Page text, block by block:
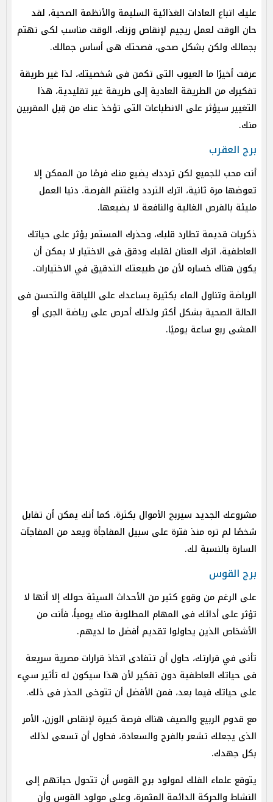
عليك اتباع العادات الغذائية السليمة والأنظمة الصحية، لقد
حان الوقت لعمل ريجيم لإنقاص وزنك، الوقت مناسب لكى تهتم
بجمالك ولكن بشكل صحى، فصحتك هى أساس جمالك.
عرفت أخيرًا ما العيوب التى تكمن فى شخصيتك، لذا غير طريقة
تفكيرك من الطريقة العادية إلى طريقة غير تقليدية، هذا
التغيير سيؤثر على الانطباعات التى تؤخذ عنك من قِبل المقربين
منك.
برج العقرب
أنت محب للجميع لكن ترددك يضيع منك فرصًا من الممكن إلا
تعوضها مرة ثانية، اترك التردد واغتنم الفرصة. دنيا العمل
مليئة بالفرص الغالية والنافعة لا يضيعها.
ذكريات قديمة تطارد قلبك، وحذرك المستمر يؤثر على حياتك
العاطفية، اترك العنان لقلبك ودقق فى الاختيار لا يمكن أن
يكون هناك خساره لأن من طبيعتك التدقيق في الاختيارات.
الرياضة وتناول الماء بكثيرة يساعدك على اللياقة والتحسن فى
الحالة الصحية بشكل أكثر ولذلك أحرص على رياضة الجرى أو
المشى ربع ساعة يوميًا.
مشروعك الجديد سيربح الأموال بكثرة، كما أنك يمكن أن تقابل
شخصًا لم تره منذ فترة على سبيل المفاجأة ويعد من المفاجآت
السارة بالنسبة لك.
برج القوس
على الرغم من وقوع كثير من الأحداث السيئة حولك إلا أنها لا
تؤثر على أدائك فى المهام المطلوبة منك يومياً، فأنت من
الأشخاص الذين يحاولوا تقديم أفضل ما لديهم.
تأنى في قرارتك، حاول أن تتفادى اتخاذ قرارات مصرية سريعة
فى حياتك العاطفية دون تفكير لأن هذا سيكون له تأثير سيء
على حياتك فيما بعد، فمن الأفضل أن تتوخى الحذر فى ذلك.
مع قدوم الربيع والصيف هناك فرصة كبيرة لإنقاص الوزن، الأمر
الذى يجعلك تشعر بالفرح والسعادة، فحاول أن تسعى لذلك
بكل جهدك.
يتوقع علماء الفلك لمولود برج القوس أن تتحول حياتهم إلى
النشاط والحركة الدائمة المثمرة، وعلى مولود القوس وأن